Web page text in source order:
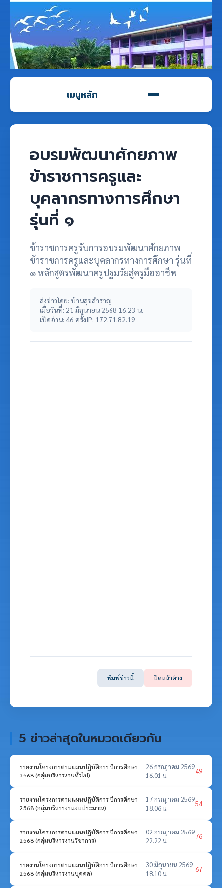
เมนูหลัก
อบรมพัฒนาศักยภาพ
ข้าราชการครูและ
บุคลากรทางการศึกษา
รุ่นที่ ๑
ข้าราชการครูรับการอบรมพัฒนาศักยภาพ
ข้าราชการครูและบุคลากรทางการศึกษา รุ่นที่
๑ หลักสูตรพัฒนาครูปฐมวัยสู่ครูมืออาชีพ
ส่งข่าวโดย: บ้านสุขสำราญ
เมื่อวันที่: 21 มิถุนายน 2568 16.23 น.
เปิดอ่าน: 46 ครั้งIP: 172.71.82.19
พิมพ์ข่าวนี้ ปิดหน้าต่าง
5 ข่าวล่าสุดในหมวดเดียวกัน
รายงานโครงการตามแผนปฏิบัติการ ปีการศึกษา
2568 (กลุ่มบริหารงานทั่วไป)
26 กรกฎาคม 2569
16.01 น.
49
รายงานโครงการตามแผนปฏิบัติการ ปีการศึกษา
2568 (กลุ่มบริหารงานงบประมาณ)
17 กรกฎาคม 2569
18.06 น.
54
รายงานโครงการตามแผนปฏิบัติการ ปีการศึกษา
2568 (กลุ่มบริหารงานวิชาการ)
02 กรกฎาคม 2569
22.22 น.
76
รายงานโครงการตามแผนปฏิบัติการ ปีการศึกษา
2568 (กลุ่มบริหารงานบุคคล)
30 มิถุนายน 2569
18.10 น.
67